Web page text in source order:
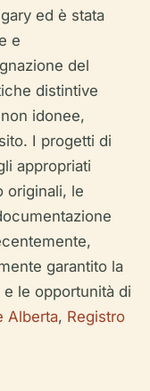
ed è stata
e
del
distintive
idonee,
I progetti di
appropriati
originali, le
garantito la
le opportunità di
Alberta, Registro